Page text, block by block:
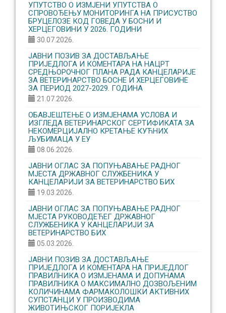
УПУТСТВО О ИЗМЈЕНИ УПУТСТВА О
СПРОВОЂЕЊУ МОНИТОРИНГА НА ПРИСУСТВО
БРУЦЕЛОЗЕ КОД ГОВЕДА У БОСНИ И
ХЕРЦЕГОВИНИ У 2026. ГОДИНИ
30.07.2026.
ЈАВНИ ПОЗИВ ЗА ДОСТАВЉАЊЕ
ПРИЈЕДЛОГА И КОМЕНТАРА НА НАЦРТ
СРЕДЊОРОЧНОГ ПЛАНА РАДА КАНЦЕЛАРИЈЕ
ЗА ВЕТЕРИНАРСТВО БОСНЕ И ХЕРЦЕГОВИНЕ
ЗА ПЕРИОД 2027-2029. ГОДИНА
21.07.2026.
ОБАВЈЕШТЕЊЕ О ИЗМЈЕНАМА УСЛОВА И
ИЗГЛЕДА ВЕТЕРИНАРСКОГ СЕРТИФИКАТА ЗА
НЕКОМЕРЦИЈАЛНО КРЕТАЊЕ КУЋНИХ
ЉУБИМАЦА У ЕУ
08.06.2026.
ЈАВНИ ОГЛАС ЗА ПОПУЊАВАЊЕ РАДНОГ
МЈЕСТА ДРЖАВНОГ СЛУЖБЕНИКА У
КАНЦЕЛАРИЈИ ЗА ВЕТЕРИНАРСТВО БИХ
19.03.2026.
ЈАВНИ ОГЛАС ЗА ПОПУЊАВАЊЕ РАДНОГ
МЈЕСТА РУКОВОДЕЋЕГ ДРЖАВНОГ
СЛУЖБЕНИКА У КАНЦЕЛАРИЈИ ЗА
ВЕТЕРИНАРСТВО БИХ
05.03.2026.
ЈАВНИ ПОЗИВ ЗА ДОСТАВЉАЊЕ
ПРИЈЕДЛОГА И КОМЕНТАРА НА ПРИЈЕДЛОГ
ПРАВИЛНИКА О ИЗМЈЕНАМА И ДОПУНАМА
ПРАВИЛНИКА О МАКСИМАЛНО ДОЗВОЉЕНИМ
КОЛИЧИНАМА ФАРМАКОЛОШКИ АКТИВНИХ
СУПСТАНЦИ У ПРОИЗВОДИМА
ЖИВОТИЊСКОГ ПОРИЈЕКЛА